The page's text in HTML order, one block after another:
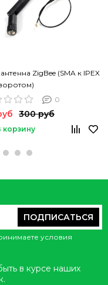
ZigBee (SMA к IPEX
0
300 руб
корзину
ПОДПИСАТЬСЯ
условия
в курсе наших